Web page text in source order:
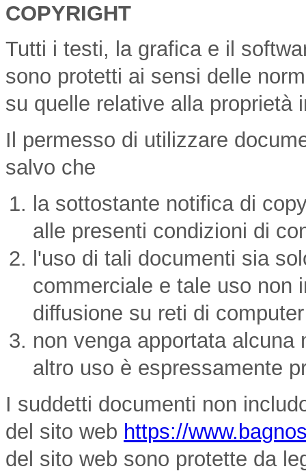
COPYRIGHT
Tutti i testi, la grafica e il
sono protetti ai sensi delle
su quelle relative alla proprietà
Il permesso di utilizzare
salvo che
la sottostante notifica di
alle presenti condizioni di
l'uso di tali documenti sia
commerciale e tale uso non
diffusione su reti di
non venga apportata
altro uso è espressamente
I suddetti documenti non
del sito web https://
del sito web sono protette da